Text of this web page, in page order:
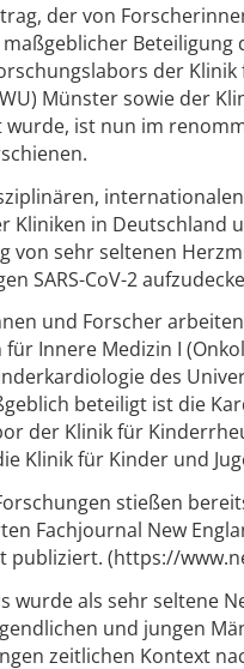
der von
Beteiligung
der
Münster sowie der
wurde, ist nun im
Kliniken in Deutschland
von sehr seltenen
SARS-CoV-2
und Forscher
für Innere Medizin I
des
beteiligt ist die
der Klinik für
Klinik für Kinder und
stießen
Fachjournal New
publiziert. (https://
wurde als sehr seltene
und jungen
zeitlichen Kontext